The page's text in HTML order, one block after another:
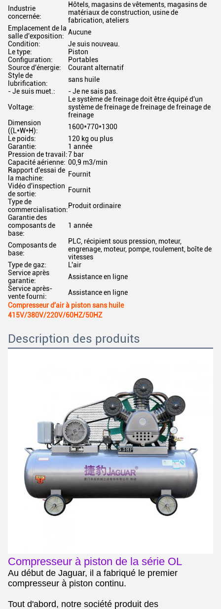
Industrie
concernée:
Hôtels, magasins de vêtements, magasins de
matériaux de construction, usine de
fabrication, ateliers
Emplacement de la
salle d'exposition: Aucune
Condition:
Je suis nouveau.
Le type:
Piston
Configuration:
Portables
Source d'énergie:
Courant alternatif
Style de
lubrification:
sans huile
- Je suis muet.:
- Je ne sais pas.
Voltage:
Le système de freinage doit être équipé d'un
système de freinage de freinage de freinage de
freinage
Dimension
((L*W*H):
1600*770*1300
Le poids:
120 kg ou plus
Garantie:
1 année
Pression de travail:7 bar
Capacité aérienne: 00,9 m3/min
Rapport d'essai de
la machine:
Fournit
Vidéo d'inspection
de sortie:
Fournit
Type de
commercialisation:Produit ordinaire
Garantie des
composants de
base:
1 année
Composants de
base:
PLC, récipient sous pression, moteur,
engrenage, moteur, pompe, roulement, boîte de
vitesses
Type de gaz:
L'air
Service après
garantie:
Assistance en ligne
Service après-
vente fourni:
Assistance en ligne
Compresseur d'air à piston sans huile
415V/380V/220V/60HZ/50HZ
Description des produits
Compresseur à piston de la série OL
Au début de Jaguar, il a fabriqué le premier
compresseur à piston continu.
Tout d'abord, notre société produit des